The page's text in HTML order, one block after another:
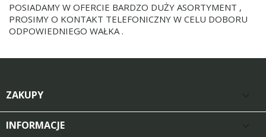
POSIADAMY W OFERCIE BARDZO DUŻY ASORTYMENT ,
PROSIMY O KONTAKT TELEFONICZNY W CELU DOBORU
ODPOWIEDNIEGO WAŁKA .
ZAKUPY
INFORMACJE